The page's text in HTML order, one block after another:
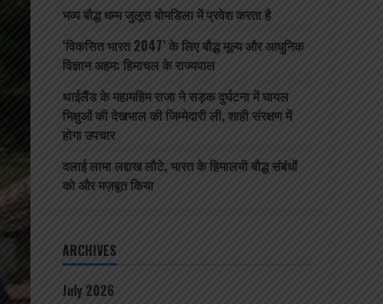
भव्य बौद्ध धम्म जुलूस बोमडिला में प्रवेश करता है
‘विकसित भारत 2047’ के लिए बौद्ध मूल्य और आधुनिक
विज्ञान अहम: हिमाचल के राज्यपाल
थाईलैंड के महामहिम राजा ने सड़क दुर्घटना में घायल
भिक्षुओं की देखभाल की जिम्मेदारी ली, शाही संरक्षण में
होगा उपचार
दलाई लामा लद्दाख लौटे, भारत के हिमालयी बौद्ध संबंधों
को और मज़बूत किया
ARCHIVES
July 2026